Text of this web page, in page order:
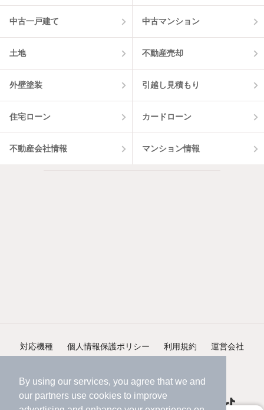
By using our services, you agree that we and
our partners use cookies to improve
中古一戸建て 中古マンション
土地 不動産売却
外壁塗装 引越し見積もり
住宅ローン カードローン
不動産会社情報 マンション情報
対応機種 個人情報保護ポリシー 利用規約 運営会社